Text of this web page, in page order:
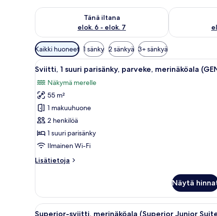
Tänä iltana
elok. 6 - elok. 7
Tarkista tämän illan saatavuus elok. 6 - elok. 7
Tarkista
Huoneille
saatavilla
olevia
suodattimia
Kaikki huoneet 1 sänky 2 sänkyä 3+ sänkyä
Avaa
kaikki
huonetyypin
Sviitti,
suuri
parisänky,
parveke,
(GEN)
Hotellihuone, jossa on sänky,
4
Sviitti, 1 suuri parisänky, parveke, merinäköala
Näkymä merelle
55 m²
1 makuuhuone
2 henkilöä
1 suuri parisänky
Ilmainen Wi-Fi
Lisätietoja
Lisätietoja
suuri
parisänky,
parveke,
Näytä
Avaa
Hotellihuone, jossa on kaksi
4
Superior-sviitti, merinäköala (Superior Junior